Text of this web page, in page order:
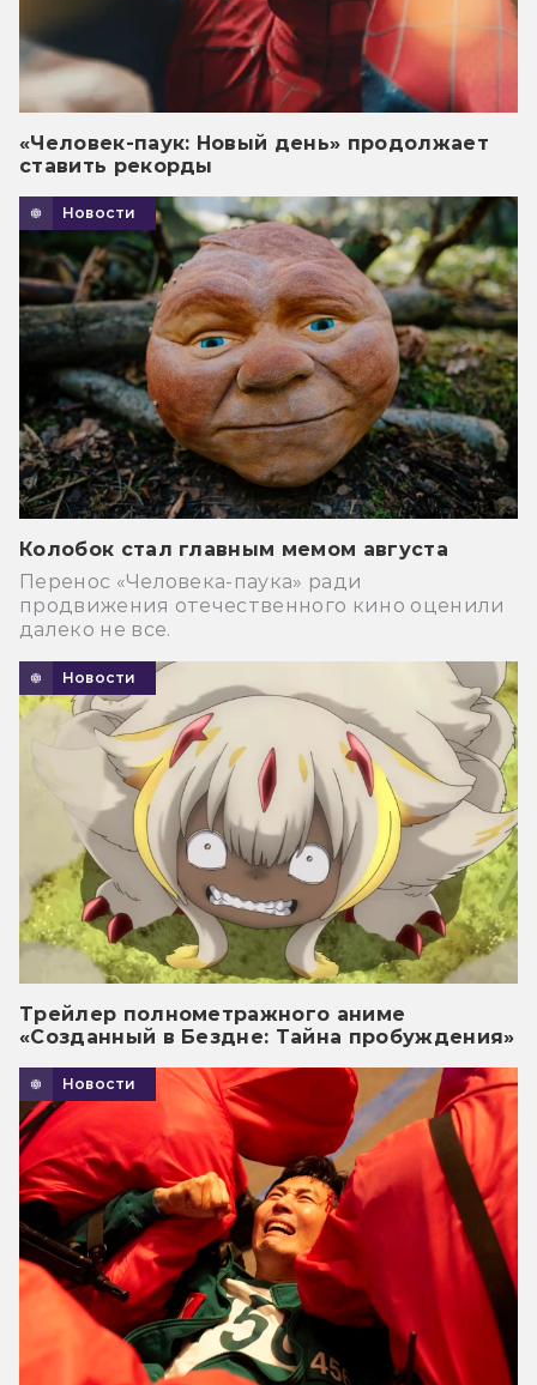
«Человек-паук: Новый день» продолжает
ставить рекорды
Новости
Колобок стал главным мемом августа
Перенос «Человека-паука» ради
продвижения отечественного кино оценили
далеко не все.
Новости
Трейлер полнометражного аниме
«Созданный в Бездне: Тайна пробуждения»
Новости